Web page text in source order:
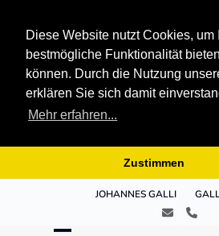
Diese Website nutzt Cookies, um
bestmögliche Funktionalität
können. Durch die Nutzung
erklären Sie sich damit
Mehr erfahren...
Zustimmen
JOHANNES GALLI
E- Telefon